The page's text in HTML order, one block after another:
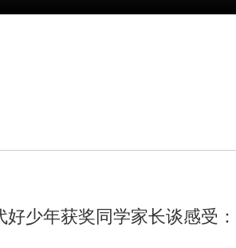
少年获奖同学家长谈感受